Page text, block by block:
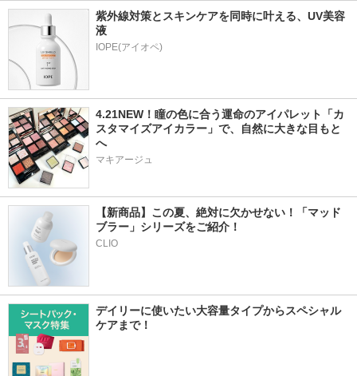
紫外線対策とスキンケアを同時に叶える、UV美容
液
4.21NEW！瞳の色に合う運命のアイパレット「カ
スタマイズアイカラー」で、自然に大きな目もと
へ
マキアージュ
【新商品】この夏、絶対に欠かせない！「マッド
ブラー」シリーズをご紹介！
CLIO
デイリーに使いたい大容量タイプからスペシャル
ケアまで！